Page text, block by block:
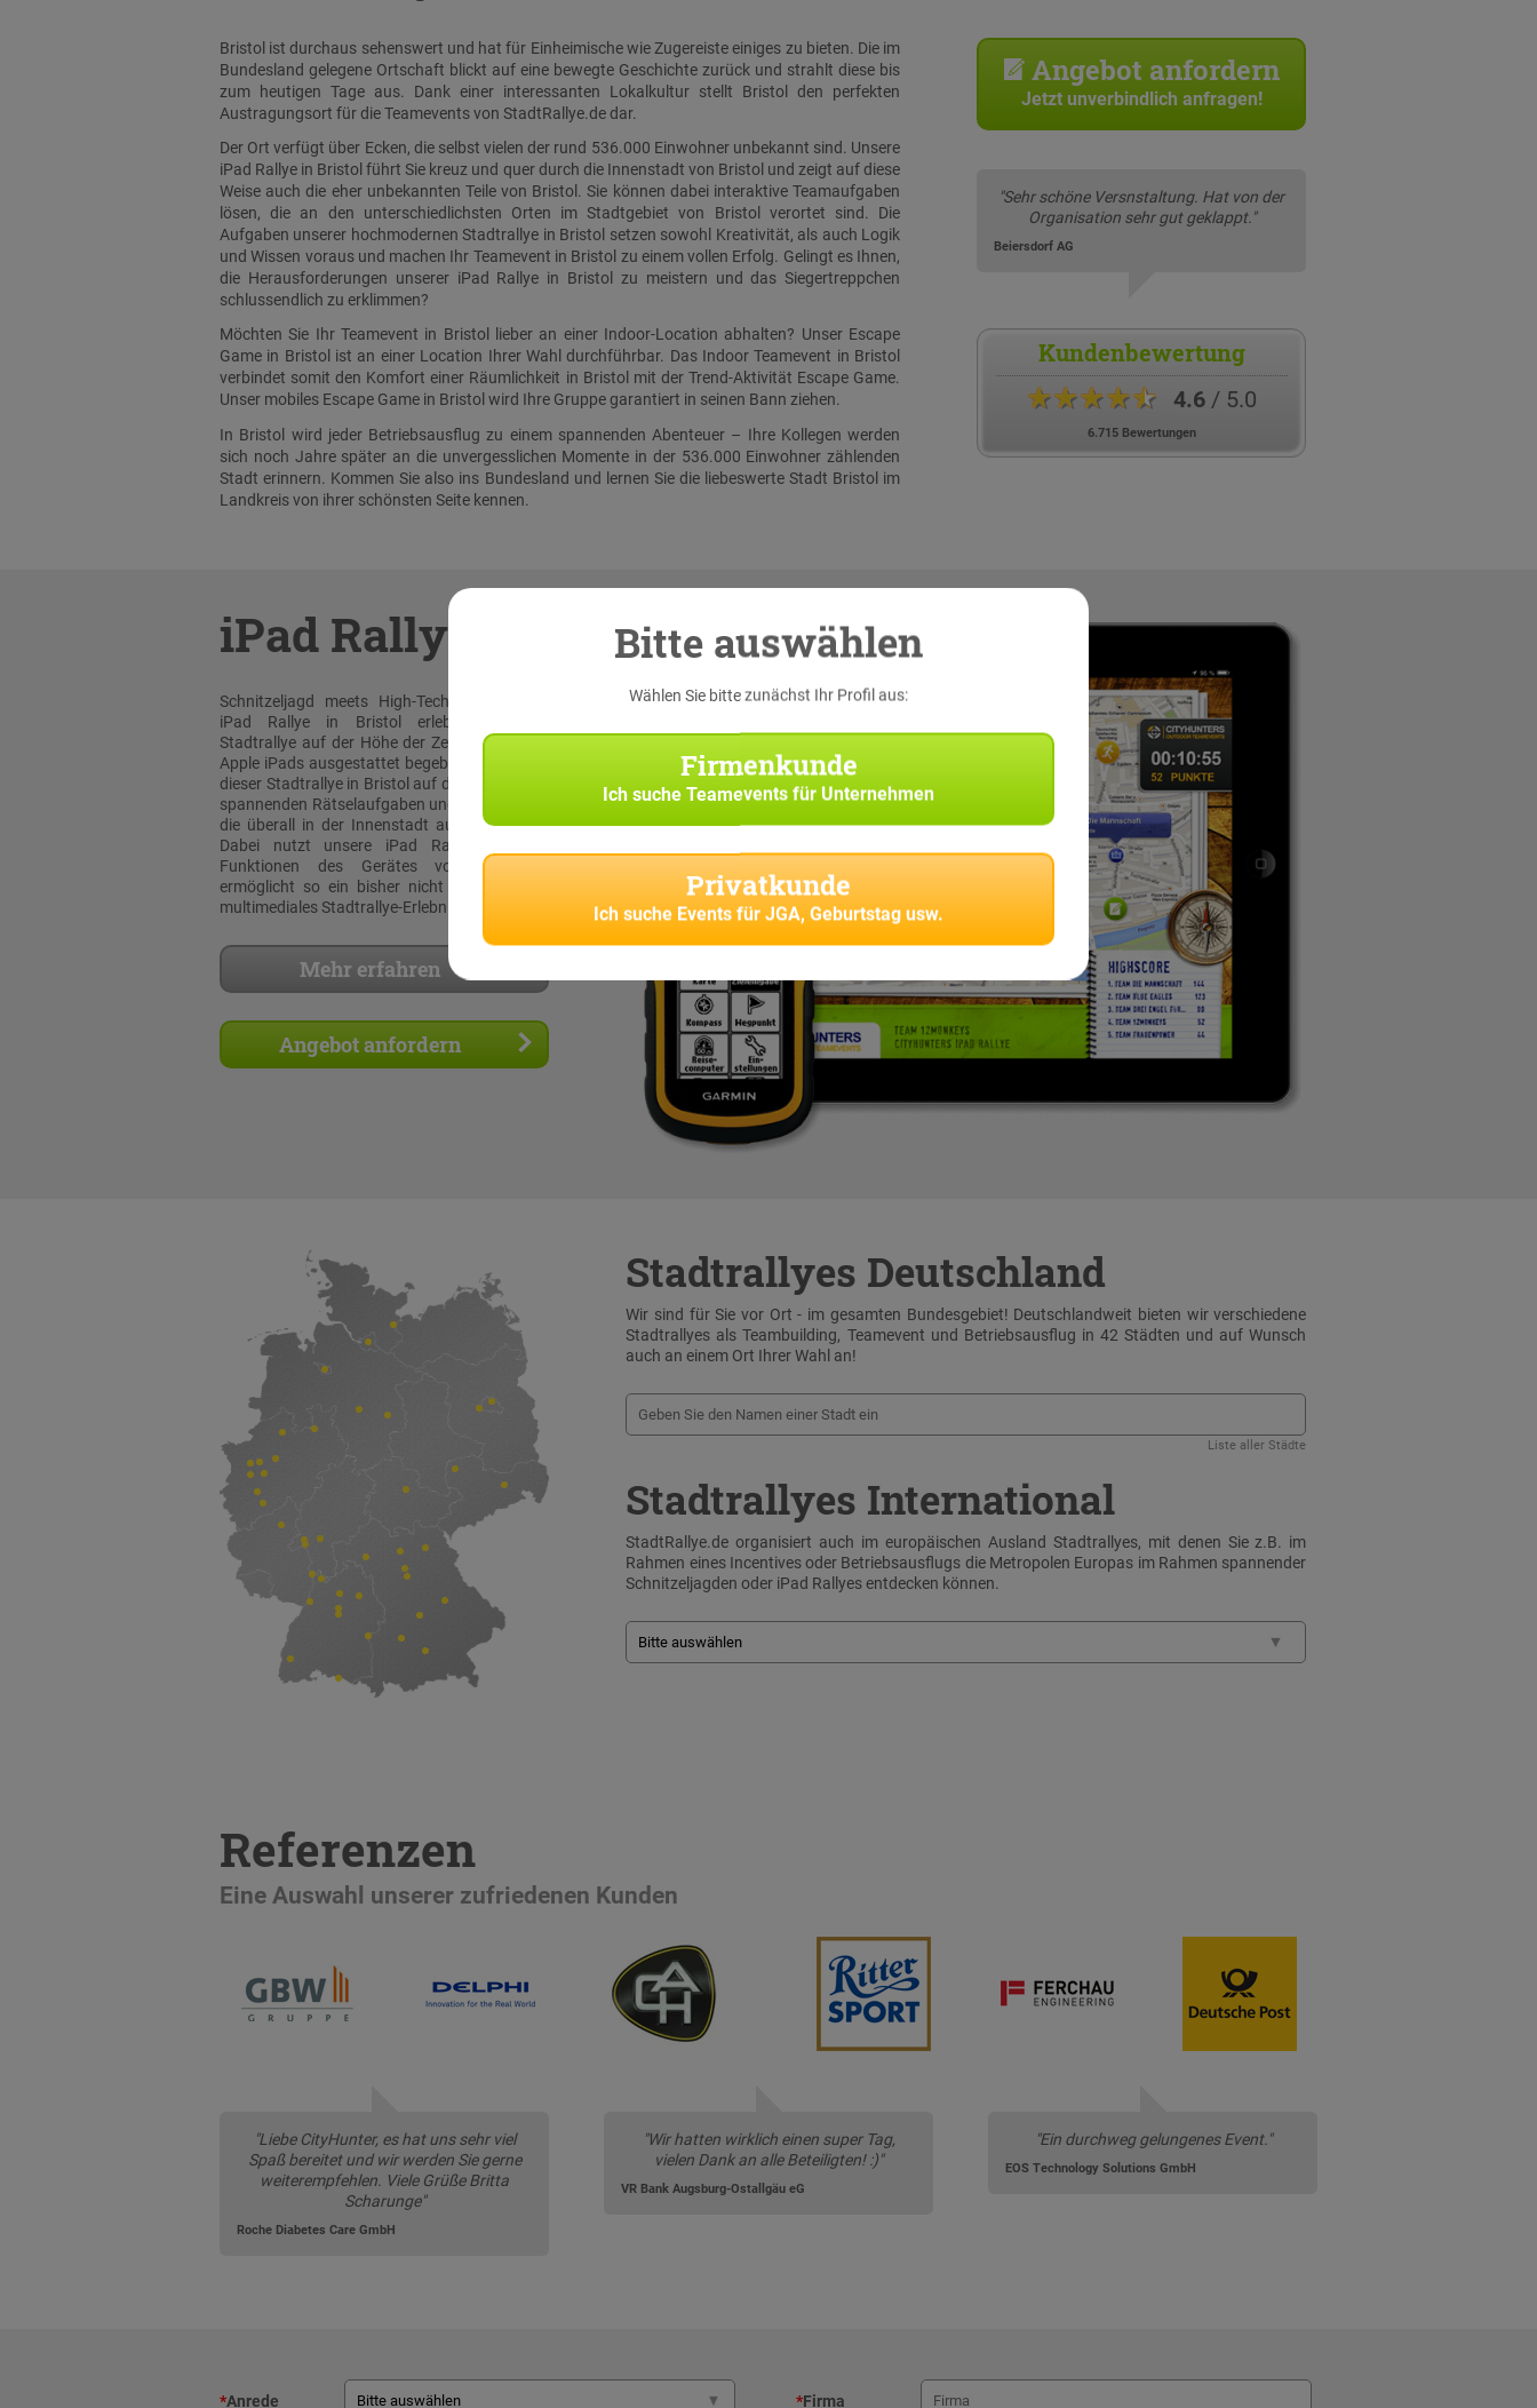
Bristol ist durchaus sehenswert und hat für Einheimische wie Zugereiste einiges zu bieten. Die im
Bundesland gelegene Ortschaft blickt auf eine bewegte Geschichte zurück und strahlt diese bis
zum heutigen Tage aus. Dank einer interessanten Lokalkultur stellt Bristol den perfekten
Austragungsort für die Teamevents von StadtRallye.de dar.
Der Ort verfügt über Ecken, die selbst vielen der rund 536.000 Einwohner unbekannt sind. Unsere
iPad Rallye in Bristol führt Sie kreuz und quer durch die Innenstadt von Bristol und zeigt auf diese
Weise auch die eher unbekannten Teile von Bristol. Sie können dabei interaktive Teamaufgaben
lösen, die an den unterschiedlichsten Orten im Stadtgebiet von Bristol verortet sind. Die
Aufgaben unserer hochmodernen Stadtrallye in Bristol setzen sowohl Kreativität, als auch Logik
und Wissen voraus und machen Ihr Teamevent in Bristol zu einem vollen Erfolg. Gelingt es Ihnen,
die Herausforderungen unserer iPad Rallye in Bristol zu meistern und das Siegertreppchen
schlussendlich zu erklimmen?
Möchten Sie Ihr Teamevent in Bristol lieber an einer Indoor-Location abhalten? Unser Escape
Game in Bristol ist an einer Location Ihrer Wahl durchführbar. Das Indoor Teamevent in Bristol
verbindet somit den Komfort einer Räumlichkeit in Bristol mit der Trend-Aktivität Escape Game.
Unser mobiles Escape Game in Bristol wird Ihre Gruppe garantiert in seinen Bann ziehen.
In Bristol wird jeder Betriebsausflug zu einem spannenden Abenteuer – Ihre Kollegen werden
sich noch Jahre später an die unvergesslichen Momente in der 536.000 Einwohner zählenden
Stadt erinnern. Kommen Sie also ins Bundesland und lernen Sie die liebeswerte Stadt Bristol im
Landkreis von ihrer schönsten Seite kennen.
Angebot anfordern
Jetzt unverbindlich anfragen!
"Sehr schöne Versnstaltung. Hat von der
Organisation sehr gut geklappt."
Beiersdorf AG
Kundenbewertung
★★★★★ 4.6/ 5.0
6.715 Bewertungen
iPad Rallye
Schnitzeljagd meets High-Tech: Bei unserer
iPad Rallye in Bristol erleben sie eine
Stadtrallye auf der Höhe der Zeit! Mit original
Apple iPads ausgestattet begeben Sie sich bei
dieser Stadtrallye in Bristol auf die Suche nach
spannenden Rätselaufgaben und Team-Tasks,
die überall in der Innenstadt auf Sie warten.
Dabei nutzt unsere iPad Rallye App die
Funktionen des Gerätes voll aus und
ermöglicht so ein bisher nicht dagewesenes
multimediales Stadtrallye-Erlebnis!
Mehr erfahren
Angebot anfordern
Stadtrallyes Deutschland
Wir sind für Sie vor Ort - im gesamten Bundesgebiet! Deutschlandweit bieten wir verschiedene
Stadtrallyes als Teambuilding, Teamevent und Betriebsausflug in 42 Städten und auf Wunsch
auch an einem Ort Ihrer Wahl an!
Liste aller Städte
Stadtrallyes International
StadtRallye.de organisiert auch im europäischen Ausland Stadtrallyes, mit denen Sie z.B. im
Rahmen eines Incentives oder Betriebsausflugs die Metropolen Europas im Rahmen spannender
Schnitzeljagden oder iPad Rallyes entdecken können.
Referenzen
Eine Auswahl unserer zufriedenen Kunden
"Liebe CityHunter, es hat uns sehr viel
Spaß bereitet und wir werden Sie gerne
weiterempfehlen. Viele Grüße Britta
Scharunge"
Roche Diabetes Care GmbH
"Wir hatten wirklich einen super Tag,
vielen Dank an alle Beteiligten! :)"
VR Bank Augsburg-Ostallgäu eG
"Ein durchweg gelungenes Event."
EOS Technology Solutions GmbH
*Anrede *Firma
Bitte auswählen
Wählen Sie bitte zunächst Ihr Profil aus:
Firmenkunde
Ich suche Teamevents für Unternehmen
Privatkunde
Ich suche Events für JGA, Geburtstag usw.